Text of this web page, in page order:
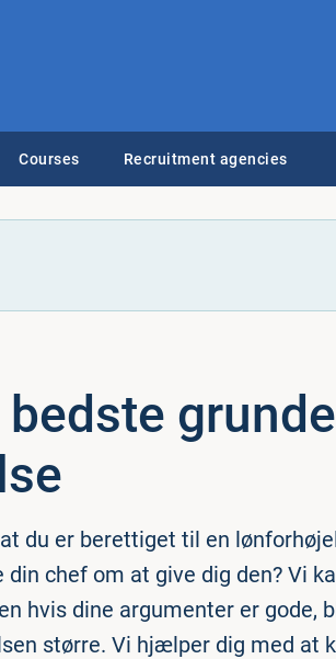
Courses Recruitment agencies
bedste
du er berettiget til en
din chef om at give dig den? Vi
hvis dine argumenter er gode,
større. Vi hjælper dig med at